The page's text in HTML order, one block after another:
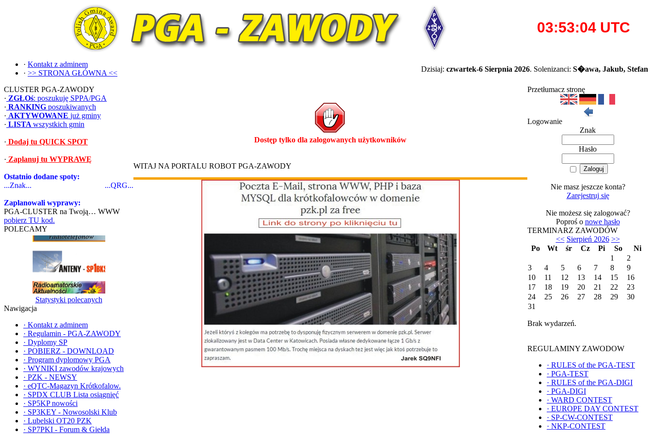
· Kontakt z adminem
· >> STRONA GŁÓWNA << Dzisiaj: czwartek-6 Sierpnia 2026. Solenizanci: S�awa, Jakub, Stefan
CLUSTER PGA-ZAWODY
· ZGŁOś: poszukuję SPPA/PGA
· RANKING poszukiwanych
· AKTYWOWANE już gminy
· LISTA wszystkich gmin
· Dodaj tu QUICK SPOT
· Zaplanuj tu WYPRAWĘ
Ostatnio dodane spoty:
...Znak...
...QRG...
Zaplanowali wyprawy:
PGA-CLUSTER na Twoją… WWW
pobierz TU kod.
POLECAMY
Statystyki polecanych
Nawigacja
· Kontakt z adminem
· Regulamin - PGA-ZAWODY
· Dyplomy SP
· POBIERZ - DOWNLOAD
· Program dyplomowy PGA
· WYNIKI zawodów krajowych
· PZK - NEWSY
· eQTC-Magazyn Krótkofalow.
· SPDX CLUB Lista osiągnięć
· SP5KP nowości
· SP3KEY - Nowosolski Klub
· Lubelski OT20 PZK
· SP7PKI - Forum & Giełda
Dostęp tylko dla zalogowanych użytkowników
WITAJ NA PORTALU ROBOT PGA-ZAWODY
Przetłumacz stronę
Logowanie
Znak
Hasło
Nie masz jeszcze konta?
Zarejestruj się
Nie możesz się zalogować?
Poproś o nowe hasło
TERMINARZ ZAWODÓW
<< Sierpień 2026 >>
Po
Wt śr Cz Pi So
Ni
1
2
3
4 5 6 7 8
9
10
11 12 13 14 15
16
17
18 19 20 21 22
23
24
25 26 27 28 29
30
31
Brak wydarzeń.
REGULAMINY ZAWODOW
· RULES of the PGA-TEST
· PGA-TEST
· RULES of the PGA-DIGI
· PGA-DIGI
· WARD CONTEST
· EUROPE DAY CONTEST
· SP-CW-CONTEST
· NKP-CONTEST